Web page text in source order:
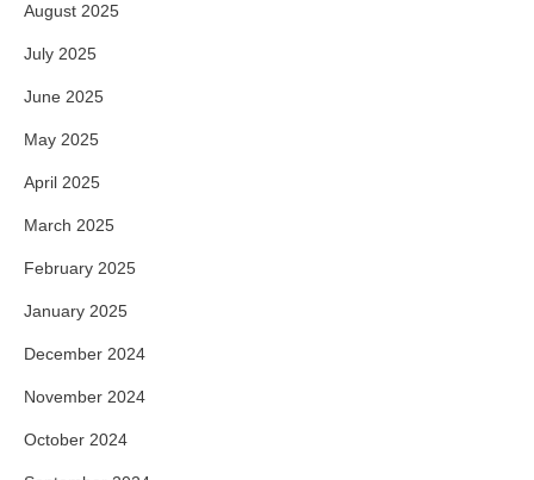
August 2025
July 2025
June 2025
May 2025
April 2025
March 2025
February 2025
January 2025
December 2024
November 2024
October 2024